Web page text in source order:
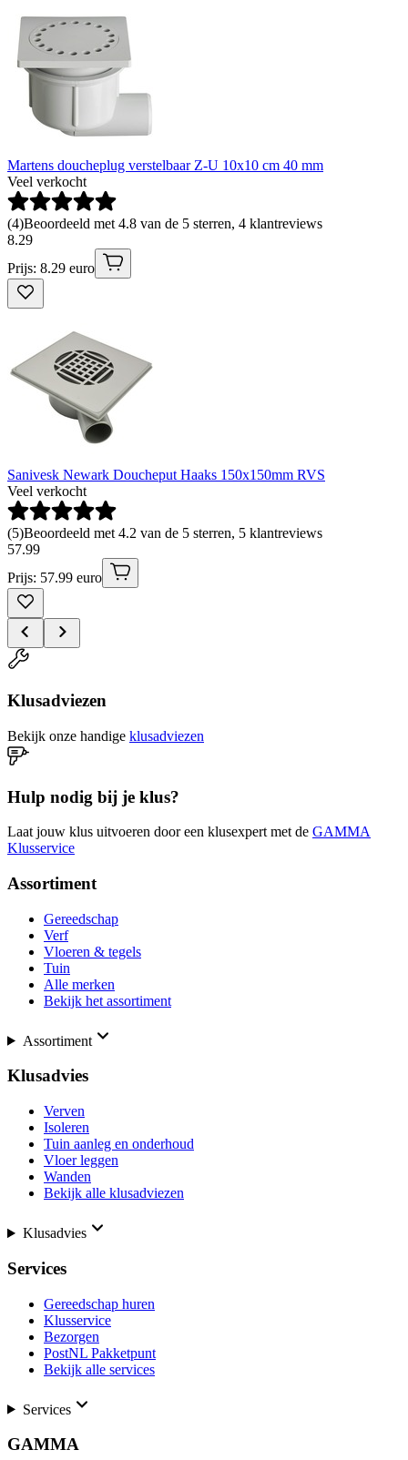
Martens doucheplug verstelbaar Z-U 10x10 cm 40 mm
Veel verkocht
(4)Beoordeeld met 4.8 van de 5 sterren, 4 klantreviews
8.29
Prijs: 8.29 euro
Sanivesk Newark Doucheput Haaks 150x150mm RVS
Veel verkocht
(5)Beoordeeld met 4.2 van de 5 sterren, 5 klantreviews
57.99
Prijs: 57.99 euro
Klusadviezen
Bekijk onze handige klusadviezen
Hulp nodig bij je klus?
Laat jouw klus uitvoeren door een klusexpert met de GAMMA
Klusservice
Assortiment
Gereedschap
Verf
Vloeren & tegels
Tuin
Alle merken
Bekijk het assortiment
Assortiment
Klusadvies
Verven
Isoleren
Tuin aanleg en onderhoud
Vloer leggen
Wanden
Bekijk alle klusadviezen
Klusadvies
Services
Gereedschap huren
Klusservice
Bezorgen
PostNL Pakketpunt
Bekijk alle services
Services
GAMMA